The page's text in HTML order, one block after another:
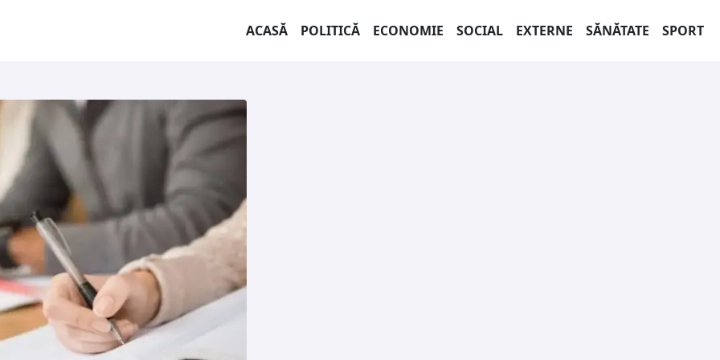
ACASĂ
POLITICĂ ECONOMIE SOCIAL EXTERNE SĂNĂTATE SPORT